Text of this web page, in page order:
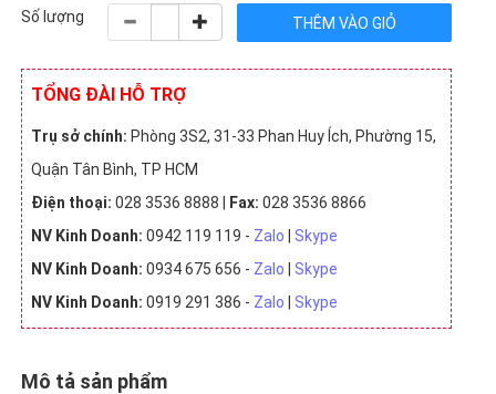
Số lượng
TỔNG ĐÀI HỖ TRỢ
Trụ sở chính: Phòng 3S2, 31-33 Phan Huy Ích, Phường 15,
Quận Tân Bình, TP HCM
Điện thoại: 028 3536 8888 | Fax: 028 3536 8866
NV Kinh Doanh: 0942 119 119 - Zalo
Skype
NV Kinh Doanh: 0934 675 656 - Zalo
Skype
NV Kinh Doanh: 0919 291 386 - Zalo Skype
Mô tả sản phẩm